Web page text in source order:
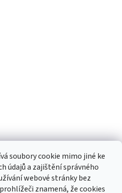
soubory cookie mimo jiné ke
údajů a zajištění správného
webové stránky bez
znamená, že cookies